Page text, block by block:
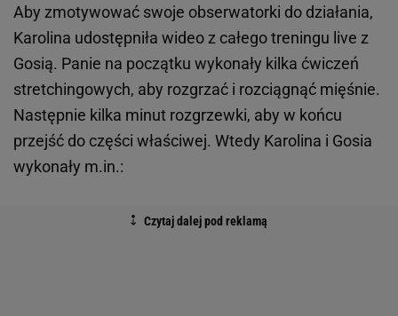
Aby zmotywować swoje obserwatorki do działania,
Karolina udostępniła wideo z całego treningu live z
Gosią. Panie na początku wykonały kilka ćwiczeń
stretchingowych, aby rozgrzać i rozciągnąć mięśnie.
Następnie kilka minut rozgrzewki, aby w końcu
przejść do części właściwej. Wtedy Karolina i Gosia
wykonały m.in.: